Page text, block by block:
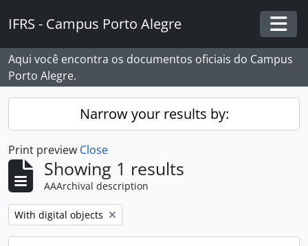
IFRS - Campus Porto Alegre
Aqui você encontra os documentos oficiais do Campus
Porto Alegre.
Narrow your results by:
Print preview Close
Showing 1 results
AAArchival description
Remove filter:
With digital objects